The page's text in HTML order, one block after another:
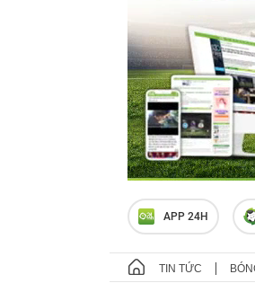
APP 24H
TIN TỨC